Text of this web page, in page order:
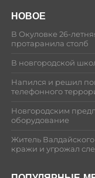
НОВОЕ
В Окуловке 26-
протаранила столб
В новгородской
Напился и решил
телефонного
Новгородским
оборудование
Житель
кражи и угрожал